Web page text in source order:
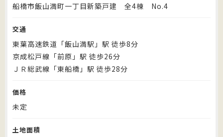
船橋市飯山満町一丁目新築戸建 全4棟 No.4
交通
東葉高速鉄道「飯山満駅」駅 徒歩8分
京成松戸線「前原」駅 徒歩26分
ＪＲ総武線「東船橋」駅 徒歩28分
価格
未定
土地面積